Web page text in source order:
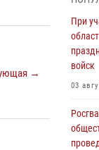
→
07
о
07
При
войск
03